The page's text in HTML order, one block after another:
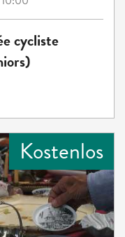
cycliste
Kostenlos